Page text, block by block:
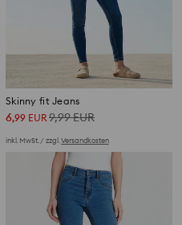
Skinny fit Jeans
6,99 EUR9,99EUR
inkl. MwSt. / zzgl.Versandkosten